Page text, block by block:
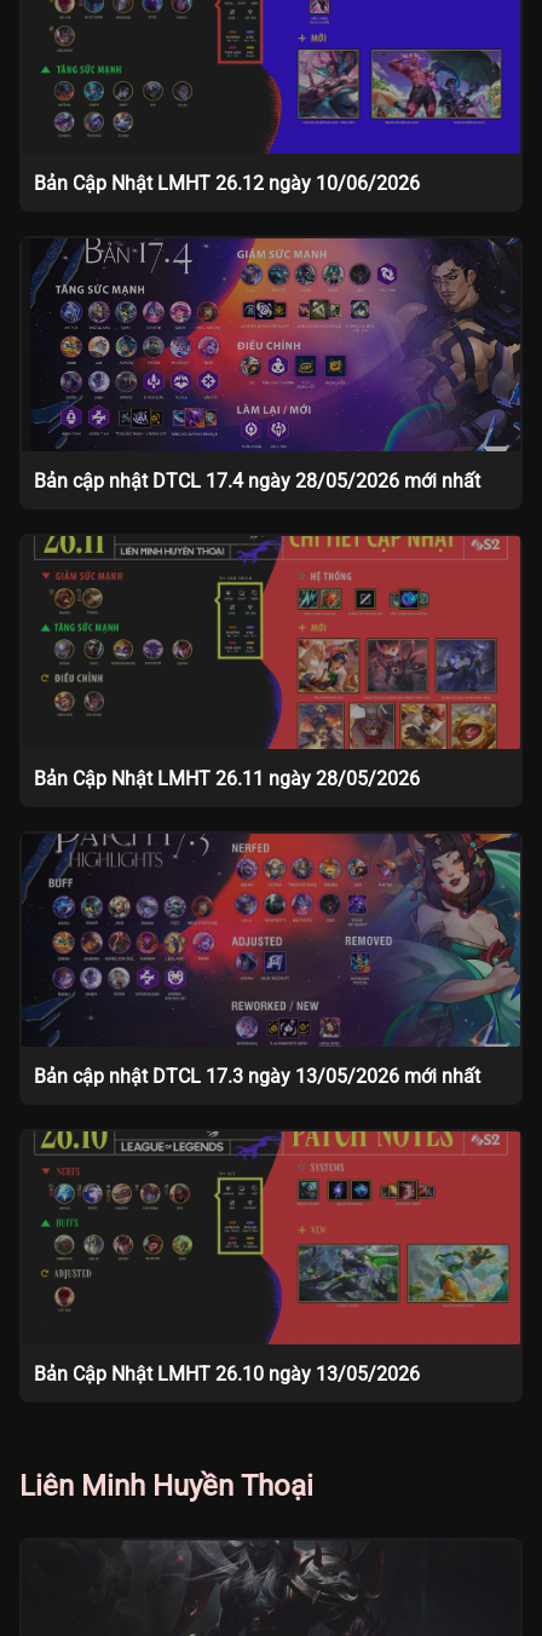
Bản Cập Nhật LMHT 26.12 ngày 10/06/2026
Bản cập nhật DTCL 17.4 ngày 28/05/2026 mới nhất
Bản Cập Nhật LMHT 26.11 ngày 28/05/2026
Bản cập nhật DTCL 17.3 ngày 13/05/2026 mới nhất
Bản Cập Nhật LMHT 26.10 ngày 13/05/2026
Liên Minh Huyền Thoại